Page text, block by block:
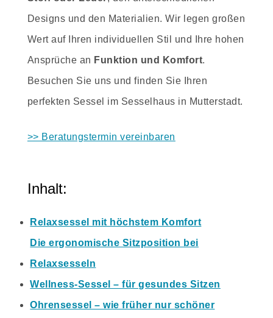
Designs und den Materialien. Wir legen großen
Wert auf Ihren individuellen Stil und Ihre hohen
Ansprüche an Funktion und Komfort.
Besuchen Sie uns und finden Sie Ihren
perfekten Sessel im Sesselhaus in Mutterstadt.
>> Beratungstermin vereinbaren
Inhalt:
Relaxsessel mit höchstem Komfort
Die ergonomische Sitzposition bei
Relaxsesseln
Wellness-Sessel – für gesundes Sitzen
Ohrensessel – wie früher nur schöner